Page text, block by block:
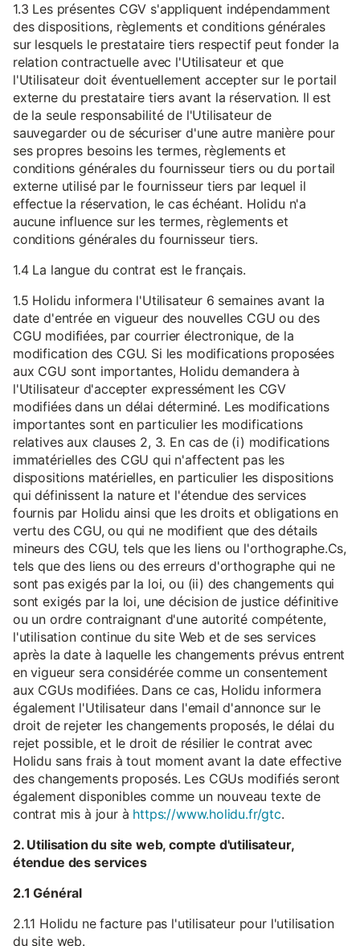
1.3 Les présentes CGV s'appliquent indépendamment
des dispositions, règlements et conditions générales
sur lesquels le prestataire tiers respectif peut fonder la
relation contractuelle avec l'Utilisateur et que
l'Utilisateur doit éventuellement accepter sur le portail
externe du prestataire tiers avant la réservation. Il est
de la seule responsabilité de l'Utilisateur de
sauvegarder ou de sécuriser d'une autre manière pour
ses propres besoins les termes, règlements et
conditions générales du fournisseur tiers ou du portail
externe utilisé par le fournisseur tiers par lequel il
effectue la réservation, le cas échéant. Holidu n'a
aucune influence sur les termes, règlements et
conditions générales du fournisseur tiers.
1.4 La langue du contrat est le français.
1.5 Holidu informera l'Utilisateur 6 semaines avant la
date d'entrée en vigueur des nouvelles CGU ou des
CGU modifiées, par courrier électronique, de la
modification des CGU. Si les modifications proposées
aux CGU sont importantes, Holidu demandera à
l'Utilisateur d'accepter expressément les CGV
modifiées dans un délai déterminé. Les modifications
importantes sont en particulier les modifications
relatives aux clauses 2, 3. En cas de (i) modifications
immatérielles des CGU qui n'affectent pas les
dispositions matérielles, en particulier les dispositions
qui définissent la nature et l'étendue des services
fournis par Holidu ainsi que les droits et obligations en
vertu des CGU, ou qui ne modifient que des détails
mineurs des CGU, tels que les liens ou l'orthographe.Cs,
tels que des liens ou des erreurs d'orthographe qui ne
sont pas exigés par la loi, ou (ii) des changements qui
sont exigés par la loi, une décision de justice définitive
ou un ordre contraignant d'une autorité compétente,
l'utilisation continue du site Web et de ses services
après la date à laquelle les changements prévus entrent
en vigueur sera considérée comme un consentement
aux CGUs modifiées. Dans ce cas, Holidu informera
également l'Utilisateur dans l'email d'annonce sur le
droit de rejeter les changements proposés, le délai du
rejet possible, et le droit de résilier le contrat avec
Holidu sans frais à tout moment avant la date effective
des changements proposés. Les CGUs modifiés seront
également disponibles comme un nouveau texte de
contrat mis à jour à https://www.holidu.fr/gtc.
2. Utilisation du site web, compte d'utilisateur,
étendue des services
2.1 Général
2.1.1 Holidu ne facture pas l'utilisateur pour l'utilisation
du site web.